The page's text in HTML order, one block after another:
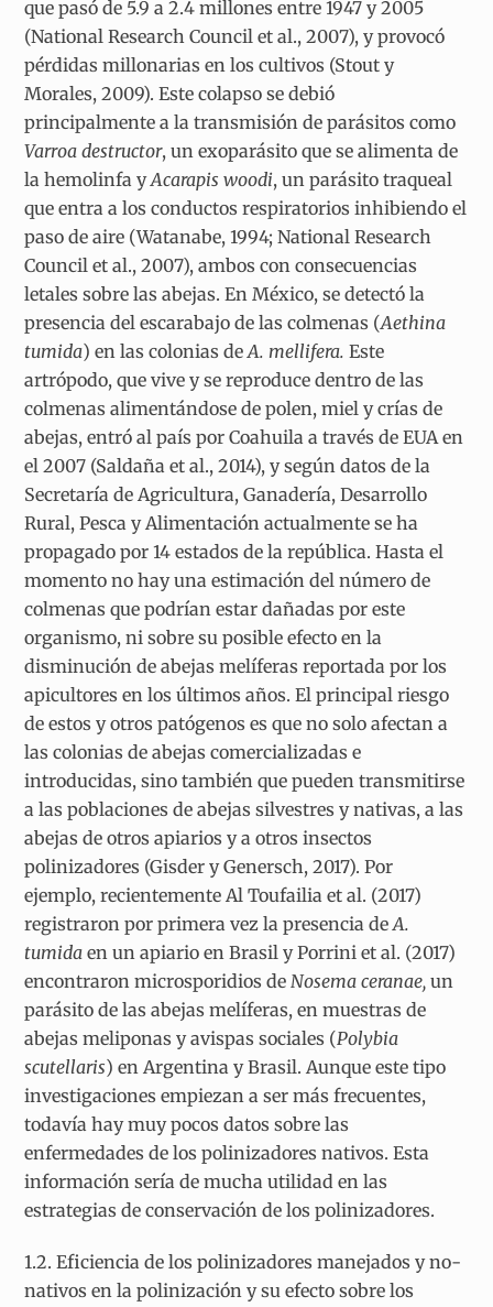
que pasó de 5.9 a 2.4 millones entre 1947 y 2005
(National Research Council et al., 2007), y provocó
pérdidas millonarias en los cultivos (Stout y
Morales, 2009). Este colapso se debió
principalmente a la transmisión de parásitos como
Varroa destructor, un exoparásito que se alimenta de
la hemolinfa yAcarapis woodi, un parásito traqueal
que entra a los conductos respiratorios inhibiendo el
paso de aire (Watanabe, 1994; National Research
Council et al., 2007), ambos con consecuencias
letales sobre las abejas. En México, se detectó la
presencia del escarabajo de las colmenas (Aethina
tumida) en las colonias deA. mellifera.Este
artrópodo, que vive y se reproduce dentro de las
colmenas alimentándose de polen, miel y crías de
abejas, entró al país por Coahuila a través de EUA en
el 2007 (Saldaña et al., 2014), y según datos de la
Secretaría de Agricultura, Ganadería, Desarrollo
Rural, Pesca y Alimentación actualmente se ha
propagado por 14 estados de la república. Hasta el
momento no hay una estimación del número de
colmenas que podrían estar dañadas por este
organismo, ni sobre su posible efecto en la
disminución de abejas melíferas reportada por los
apicultores en los últimos años. El principal riesgo
de estos y otros patógenos es que no solo afectan a
las colonias de abejas comercializadas e
introducidas, sino también que pueden transmitirse
a las poblaciones de abejas silvestres y nativas, a las
abejas de otros apiarios y a otros insectos
polinizadores (Gisder y Genersch, 2017). Por
ejemplo, recientemente Al Toufailia et al. (2017)
registraron por primera vez la presencia deA.
tumida en un apiario en Brasil y Porrini et al. (2017)
encontraron microsporidios deNosema ceranae,un
parásito de las abejas melíferas, en muestras de
abejas meliponas y avispas sociales (Polybia
scutellaris) en Argentina y Brasil. Aunque este tipo
investigaciones empiezan a ser más frecuentes,
todavía hay muy pocos datos sobre las
enfermedades de los polinizadores nativos. Esta
información sería de mucha utilidad en las
estrategias de conservación de los polinizadores.
1.2. Eficiencia de los polinizadores manejados y no-
nativos en la polinización y su efecto sobre los